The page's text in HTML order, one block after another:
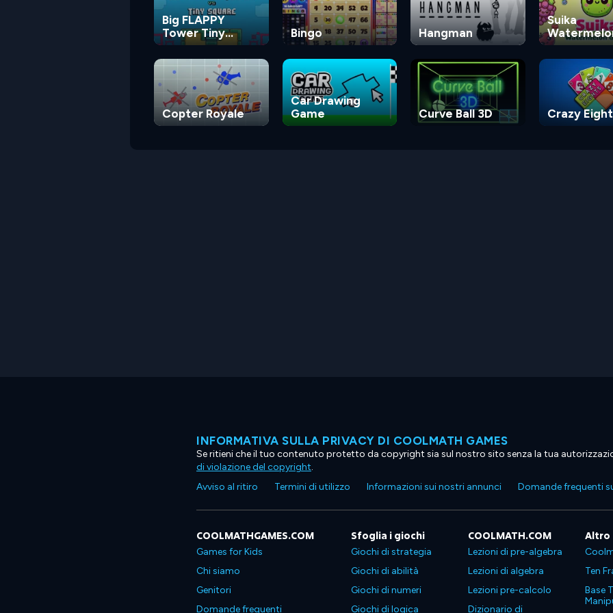
Big FLAPPY
Tower Tiny
Square
Bingo Hangman
Suika
Game
Copter Royale
Car Drawing
Game
Curve Ball 3D Crazy
INFORMATIVA SULLA PRIVACY DI COOLMATH GAMES
Se ritieni che il tuo contenuto protetto da copyright sia sul nostro sito senza la tua
di violazione del copyright.
Avviso al ritiro
Termini di utilizzo Informazioni sui nostri annunci Domande frequenti
COOLMATHGAMES.COM
Games for Kids
Chi siamo
Genitori
Domande frequenti
Sfoglia i giochi
Giochi di strategia
Giochi di abilità
Giochi di numeri
Giochi di logica
COOLMATH.COM
Lezioni di pre-algebra
Lezioni di algebra
Lezioni pre-calcolo
Dizionario di
Altro
Ten
Base